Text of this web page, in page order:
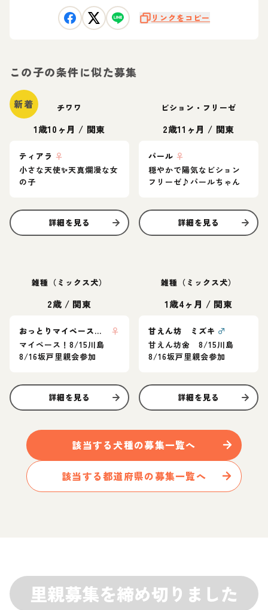
リンクをコピー
この子の条件に似た募集
新着 チワワ
1歳10ヶ月 / 関東
ティアラ ♀
小さな天使✨️天真爛漫な女
の子
詳細を見る
ビション・フリーゼ
2歳11ヶ月 / 関東
パール ♀
穏やかで陽気なビション
フリーゼ♪パールちゃん
詳細を見る
雑種（ミックス犬）
2歳 / 関東
おっとりマイペース ここな
♀
マイペース！8/15川島
8/16坂戸里親会参加
詳細を見る
雑種（ミックス犬）
1歳4ヶ月 / 関東
甘えん坊 ミズキ ♂
甘えん坊🌼 8/15川島
8/16坂戸里親会参加
詳細を見る
該当する犬種の募集一覧へ
該当する都道府県の募集一覧へ
里親募集を締め切りました